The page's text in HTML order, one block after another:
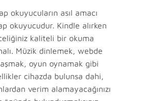
okuyucuların asıl amacı
okuyucudur. Kindle alırken
kaliteli bir okuma
Müzik dinlemek, webde
oyun oynamak gibi
cihazda bulunsa dahi,
verim alamayacağınızı